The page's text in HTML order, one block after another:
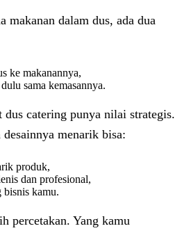
makanan dalam dus, ada dua
ke makanannya,
sama kemasannya.
dus catering punya nilai strategis.
menarik bisa:
produk,
dan profesional,
bisnis kamu.
percetakan. Yang kamu